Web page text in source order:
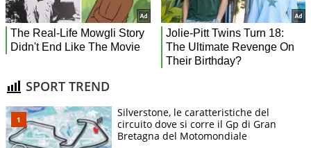
SPORT TREND
Silverstone, le caratteristiche del
circuito dove si corre il Gp di Gran
Bretagna del Motomondiale